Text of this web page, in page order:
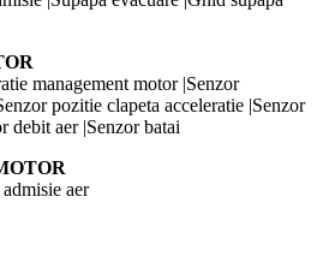
management motor |Senzor
pozitie clapeta acceleratie |Senzor
debit aer |Senzor batai
aer